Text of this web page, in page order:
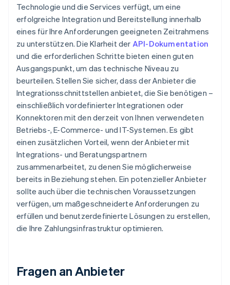
Technologie und die Services verfügt, um eine
erfolgreiche Integration und Bereitstellung innerhalb
eines für Ihre Anforderungen geeigneten Zeitrahmens
zu unterstützen. Die Klarheit der API-Dokumentation
und die erforderlichen Schritte bieten einen guten
Ausgangspunkt, um das technische Niveau zu
beurteilen. Stellen Sie sicher, dass der Anbieter die
Integrationsschnittstellen anbietet, die Sie benötigen –
einschließlich vordefinierter Integrationen oder
Konnektoren mit den derzeit von Ihnen verwendeten
Betriebs-, E-Commerce- und IT-Systemen. Es gibt
einen zusätzlichen Vorteil, wenn der Anbieter mit
Integrations- und Beratungspartnern
zusammenarbeitet, zu denen Sie möglicherweise
bereits in Beziehung stehen. Ein potenzieller Anbieter
sollte auch über die technischen Voraussetzungen
verfügen, um maßgeschneiderte Anforderungen zu
erfüllen und benutzerdefinierte Lösungen zu erstellen,
die Ihre Zahlungsinfrastruktur optimieren.
Fragen an Anbieter